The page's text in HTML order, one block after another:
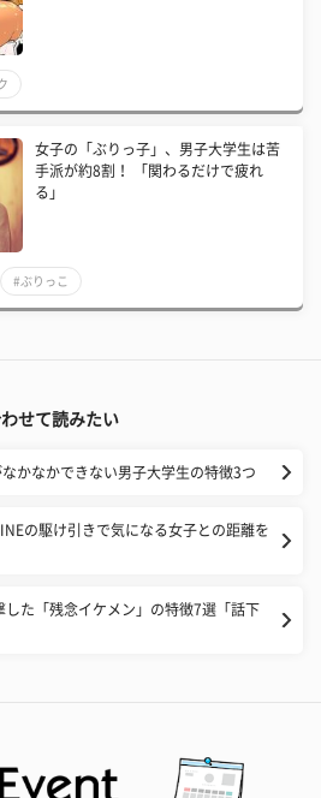
女子の「ぶりっ子」、男子大学生は苦
手派が約8割！ 「関わるだけで疲れ
る」
#ぶりっこ
せて読みたい
かなかできない男子大学生の特徴3つ
の駆け引きで気になる女子との距離を
した「残念イケメン」の特徴7選「話下